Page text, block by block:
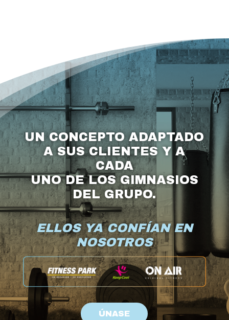
UN CONCEPTO ADAPTADO
A SUS CLIENTES Y A
CADA
UNO DE LOS GIMNASIOS
DEL GRUPO.
ELLOS YA CONFÍAN EN
NOSOTROS
ÚNASE